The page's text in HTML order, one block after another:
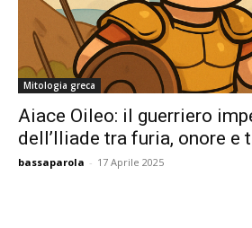
Mitologia greca
Aiace Oileo: il guerriero
dell’Iliade tra furia, onore e
bassaparola - 17 Aprile 2025